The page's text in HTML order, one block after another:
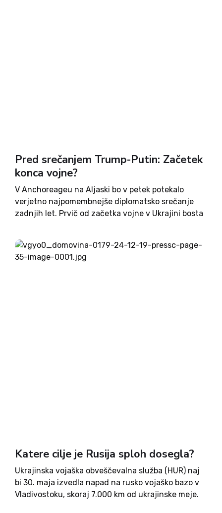
Pred srečanjem Trump-Putin: Začetek
konca vojne?
V Anchoreageu na Aljaski bo v petek potekalo
verjetno najpomembnejše diplomatsko srečanje
zadnjih let. Prvič od začetka vojne v Ukrajini bosta
Pričakovanja so visoka in Donald Trump je izrazil
upanje, da bo...
Katere cilje je Rusija sploh dosegla?
Ukrajinska vojaška obveščevalna služba (HUR) naj
bi 30. maja izvedla napad na rusko vojaško bazo v
Vladivostoku, skoraj 7.000 km od ukrajinske meje.